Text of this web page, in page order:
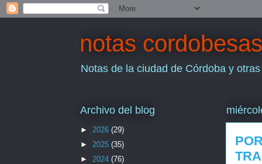
notas cordobesas
Notas de la ciudad de Córdoba y
Archivo del blog
► 2026 (29)
► 2025 (35)
► 2024 (76)